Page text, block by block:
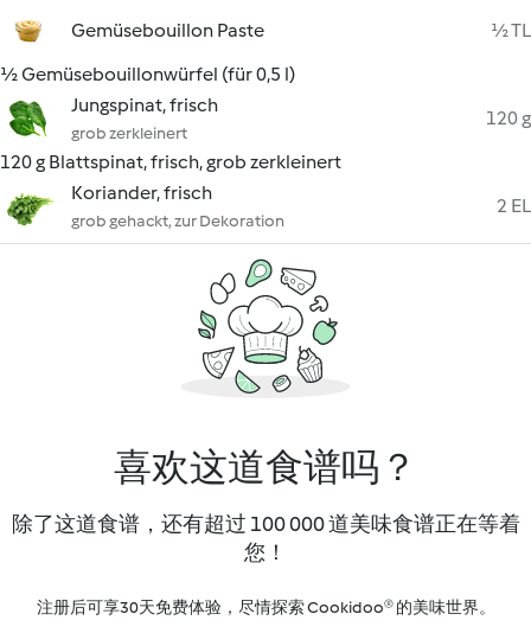
Gemüsebouillon Paste
½ TL
½ Gemüsebouillonwürfel (für 0,5 l)
Jungspinat, frisch
grob zerkleinert
120 g
120 g Blattspinat, frisch, grob zerkleinert
Koriander, frisch
grob gehackt, zur Dekoration
2 EL
喜欢这道食谱吗？
除了这道食谱，还有超过 100 000 道美味食谱正在等着
您！
注册后可享30天免费体验，尽情探索 Cookidoo® 的美味世界。